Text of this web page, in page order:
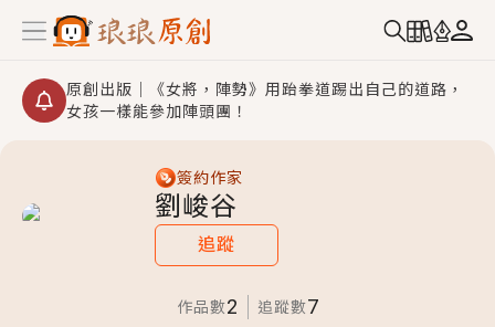
原創出版｜《女將，陣勢》用跆拳道踢出自己的道路，
女孩一樣能參加陣頭團！
資源、專屬服務與獨享福利！
小編心動書單｜《離婚你提的，二婚嫁大佬，你哭什
麼？》追妻火葬場！前夫失憶移情別戀，她頭也不回找
新歡，他居然還後悔了？
氣、互相愛慕的兩位少女，今夏最推純愛GL漫畫！
簽約作家
劉峻谷
追蹤
作品數2 追蹤數7